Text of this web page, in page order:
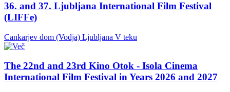
36. and 37. Ljubljana International Film Festival
(LIFFe)
Cankarjev dom (Vodja) Ljubljana V teku
The 22nd and 23rd Kino Otok - Isola Cinema
International Film Festival in Years 2026 and 2027